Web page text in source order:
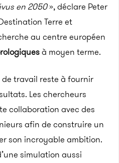
en 2050», déclare Peter
Terre et
au centre européen
à moyen terme.
travail reste à fournir
Les chercheurs
collaboration avec des
afin de construire un
son incroyable ambition.
simulation aussi